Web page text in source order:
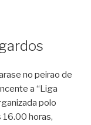
no peirao de
a “Liga
polo
16.00 horas,